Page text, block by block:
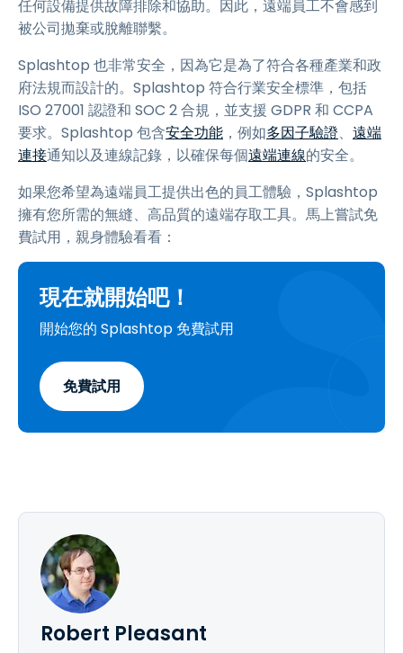
任何設備提供故障排除和協助。因此，遠端員工不會感到
被公司拋棄或脫離聯繫。
Splashtop 也非常安全，因為它是為了符合各種產業和政
府法規而設計的。Splashtop 符合行業安全標準，包括
ISO 27001 認證和 SOC 2 合規，並支援 GDPR 和 CCPA
要求。Splashtop 包含安全功能 ，例如多因子驗證、 遠端
連接通知以及連線記錄，以確保每個遠端連線的安全。
如果您希望為遠端員工提供出色的員工體驗，Splashtop
擁有您所需的無縫、高品質的遠端存取工具。馬上嘗試免
費試用，親身體驗看看：
現在就開始吧！
開始您的 Splashtop 免費試用
免費試用
Robert Pleasant